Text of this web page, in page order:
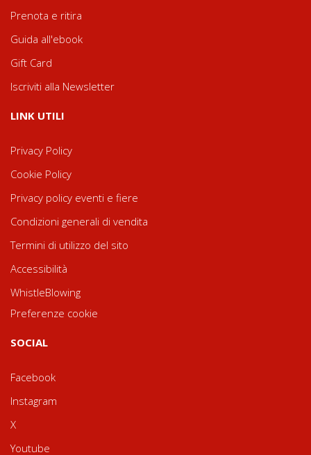
Prenota e ritira
Guida all'ebook
Gift Card
Iscriviti alla Newsletter
LINK UTILI
Privacy Policy
Cookie Policy
Privacy policy eventi e fiere
Condizioni generali di vendita
Termini di utilizzo del sito
Accessibilità
WhistleBlowing
Preferenze cookie
SOCIAL
Facebook
Instagram
X
Youtube